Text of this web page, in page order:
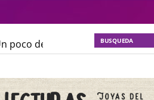
poco de locura para la cordura
de Teatro Rosa